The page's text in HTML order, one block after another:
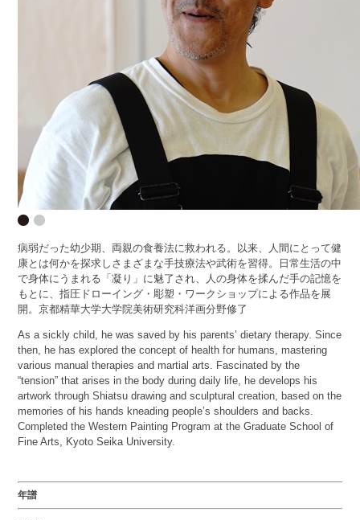
病弱だった幼少期、両親の食養法に救われる。以来、人間にとって健
康とは何かを探求しさまざまな手技療法や武術を習得。日常生活の中
で身体にうまれる「凝り」に魅了され、人の身体を揉んだ手の記憶を
もとに、指圧ドローイング・彫塑・ワークショップによる作品を展
開。京都精華大学大学院美術研究科洋画分野修了
As a sickly child, he was saved by his parents’ dietary therapy. Since
then, he has explored the concept of health for humans, mastering
various manual therapies and martial arts. Fascinated by the
“tension” that arises in the body during daily life, he develops his
artwork through Shiatsu drawing and sculptural creation, based on the
memories of his hands kneading people’s shoulders and backs.
Completed the Western Painting Program at the Graduate School of
Fine Arts, Kyoto Seika University.
年譜